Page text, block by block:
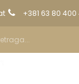
+381 63 80 400